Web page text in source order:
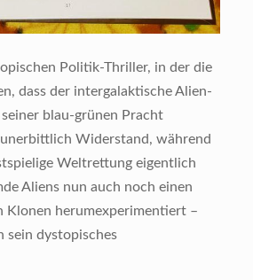
Politik-Thriller, in der die
dass der intergalaktische Alien-
blau-grünen Pracht
Widerstand, während
Weltrettung eigentlich
Aliens nun auch noch einen
Klonen herumexperimentiert –
sein dystopisches